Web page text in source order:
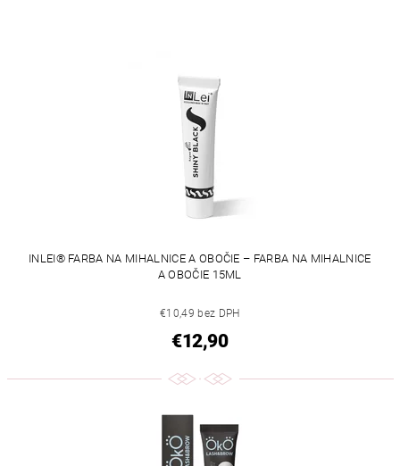
INLEI® FARBA NA MIHALNICE A OBOČIE – FARBA NA MIHALNICE
A OBOČIE 15ML
€10,49 bez DPH
€12,90